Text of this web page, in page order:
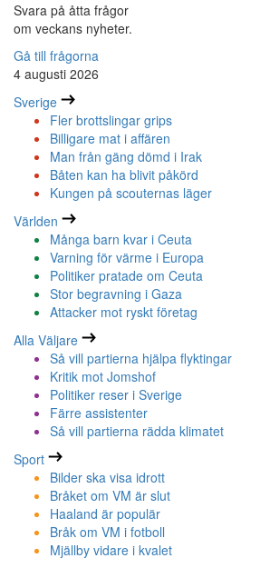
Svara på åtta frågor
om veckans nyheter.
Gå till frågorna
4 augusti 2026
Sverige
Fler brottslingar grips
Billigare mat i affären
Man från gäng dömd i Irak
Båten kan ha blivit påkörd
Kungen på scouternas läger
Världen
Många barn kvar i Ceuta
Varning för värme i Europa
Politiker pratade om Ceuta
Stor begravning i Gaza
Attacker mot ryskt företag
Alla Väljare
Så vill partierna hjälpa flyktingar
Kritik mot Jomshof
Politiker reser i Sverige
Färre assistenter
Så vill partierna rädda klimatet
Sport
Bilder ska visa idrott
Bråket om VM är slut
Haaland är populär
Bråk om VM i fotboll
Mjällby vidare i kvalet